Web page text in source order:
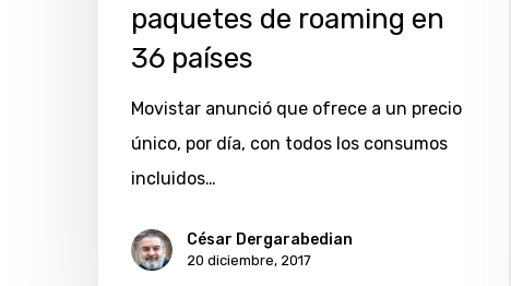
descuento
paquetes de roaming en
36 países
Movistar anunció que ofrece a un precio
único, por día, con todos los consumos
incluidos…
César Dergarabedian
20 diciembre, 2017